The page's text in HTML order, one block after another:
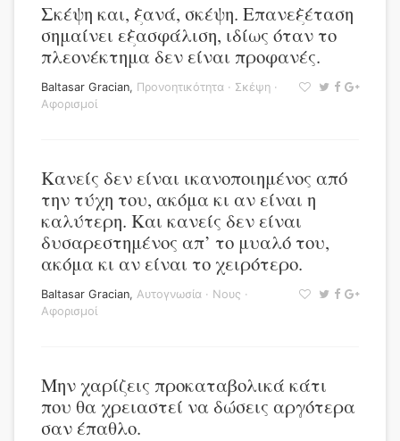
Σκέψη και, ξανά, σκέψη. Επανεξέταση
σημαίνει εξασφάλιση, ιδίως όταν το
πλεονέκτημα δεν είναι προφανές.
Baltasar Gracian, Προνοητικότητα · Σκέψη ·
Αφορισμοί
Κανείς δεν είναι ικανοποιημένος από
την τύχη του, ακόμα κι αν είναι η
καλύτερη. Και κανείς δεν είναι
δυσαρεστημένος απ’ το μυαλό του,
ακόμα κι αν είναι το χειρότερο.
Baltasar Gracian, Αυτογνωσία · Νους ·
Αφορισμοί
Μην χαρίζεις προκαταβολικά κάτι
που θα χρειαστεί να δώσεις αργότερα
σαν έπαθλο.